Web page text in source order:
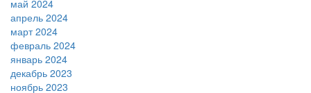
май 2024
апрель 2024
март 2024
февраль 2024
январь 2024
декабрь 2023
ноябрь 2023